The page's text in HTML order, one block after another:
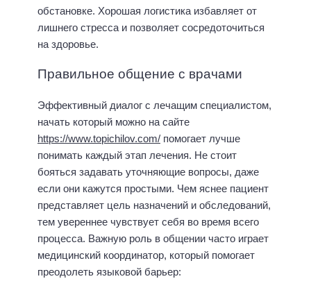
обстановке. Хорошая логистика избавляет от
лишнего стресса и позволяет сосредоточиться
на здоровье.
Правильное общение с врачами
Эффективный диалог с лечащим специалистом,
начать который можно на сайте
https://www.topichilov.com/ помогает лучше
понимать каждый этап лечения. Не стоит
бояться задавать уточняющие вопросы, даже
если они кажутся простыми. Чем яснее пациент
представляет цель назначений и обследований,
тем увереннее чувствует себя во время всего
процесса. Важную роль в общении часто играет
медицинский координатор, который помогает
преодолеть языковой барьер: